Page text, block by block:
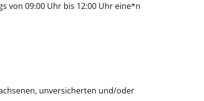
von 09:00 Uhr bis 12:00 Uhr eine*n
unversicherten und/oder